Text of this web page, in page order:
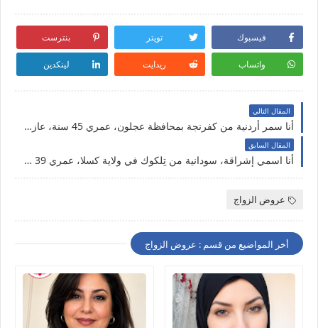
فيسبوك تويتر بنترست
واتساب ريدايت لينكدين
المقال التالي
أنا سمر أردنية من كفرنجة بمحافظة عجلون، عمري 45 سنة، عازبة بدور عن شريك الحياة بالحلال
المقال السابق
أنا اسمي إشراقة، سودانية من تِلكوك في ولاية كسلا، عمري 39 سنة ولسه عازبة أبحث عن زواج حلال وشريك الحياة الجاد
عروض الزواج
أخر المواضيع من قسم : عروض الزواج